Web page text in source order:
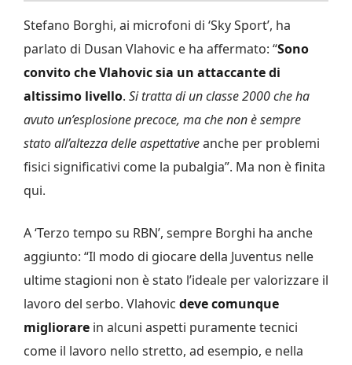
Stefano Borghi, ai microfoni di ‘Sky Sport’, ha
parlato di Dusan Vlahovic e ha affermato: “Sono
convito che Vlahovic sia un attaccante di
altissimo livello. Si tratta di un classe 2000 che ha
avuto un’esplosione precoce, ma che non è sempre
stato all’altezza delle aspettativeanche per problemi
fisici significativi come la pubalgia”. Ma non è finita
qui.
A ‘Terzo tempo su RBN’, sempre Borghi ha anche
aggiunto: “Il modo di giocare della Juventus nelle
ultime stagioni non è stato l’ideale per valorizzare il
lavoro del serbo. Vlahovic deve comunque
migliorare in alcuni aspetti puramente tecnici
come il lavoro nello stretto, ad esempio, e nella